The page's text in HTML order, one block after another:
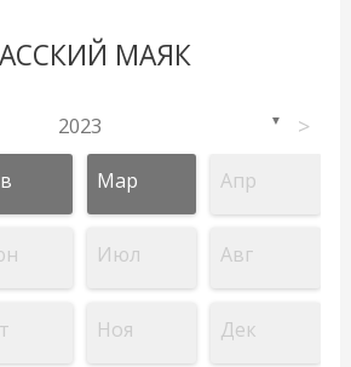
МАЯК
2023 ▼ >
Мар Апр
Июл Авг
Ноя Дек